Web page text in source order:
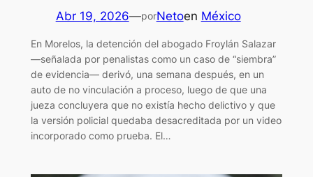
Abr 19, 2026—porNetoen México
En Morelos, la detención del abogado Froylán Salazar
—señalada por penalistas como un caso de “siembra”
de evidencia— derivó, una semana después, en un
auto de no vinculación a proceso, luego de que una
jueza concluyera que no existía hecho delictivo y que
la versión policial quedaba desacreditada por un video
incorporado como prueba. El…